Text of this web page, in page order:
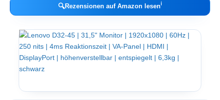
🔍Rezensionen auf Amazon lesenℹ︎